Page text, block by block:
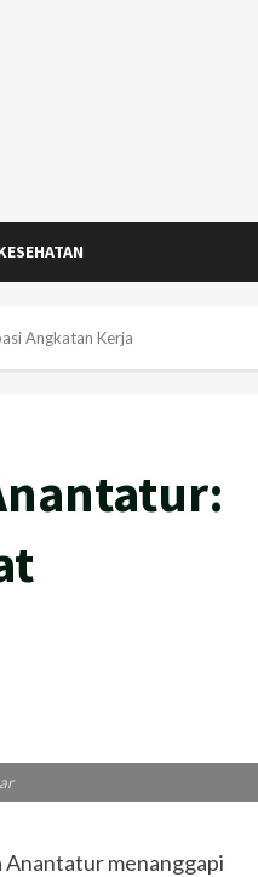
Angkatan Kerja
Anantatur menanggapi